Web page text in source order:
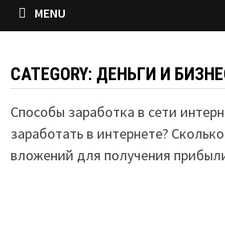
MENU
CATEGORY: ДЕНЬГИ И
Способы заработка в сети
заработать в интернете?
вложений для получения